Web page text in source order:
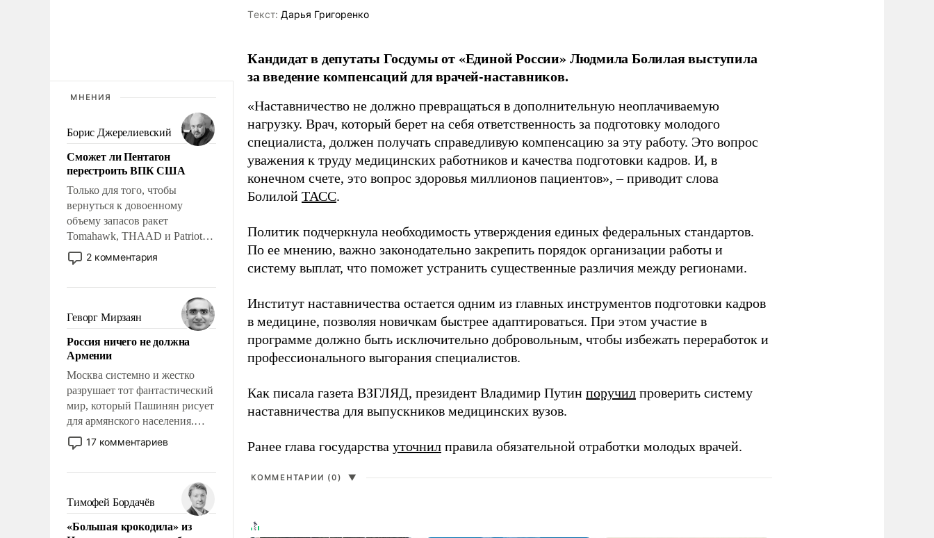
МНЕНИЯ
Борис Джерелиевский
Сможет ли Пентагон
перестроить ВПК США
Только для того, чтобы
вернуться к довоенному
объему запасов ракет
Tomahawk, THAAD и Patriot
США потребуется более трех
лет. Даже небольшая война с
Сложившаяся ситуация
означает многолетний период
уязвимости США, например,
перед Китаем.
2 комментария
Геворг Мирзаян
Россия ничего не должна
Армении
Москва системно и жестко
разрушает тот фантастический
мир, который Пашинян рисует
для армянского населения.
Мир, где политические
прожекты будут безусловно
налогоплательщиков и где
Еревану за свои поступки не
нужно отвечать.
17 комментариев
Тимофей Бордачёв
«Большая крокодила» из
Tекст: Дарья Григоренко
Кандидат в депутаты Госдумы от «Единой России» Людмила Болилая выступила
за введение компенсаций для врачей-наставников.
«Наставничество не должно превращаться в дополнительную неоплачиваемую
нагрузку. Врач, который берет на себя ответственность за подготовку молодого
специалиста, должен получать справедливую компенсацию за эту работу. Это вопрос
уважения к труду медицинских работников и качества подготовки кадров. И, в
конечном счете, это вопрос здоровья миллионов пациентов», – приводит слова
Болилой ТАСС.
Политик подчеркнула необходимость утверждения единых федеральных стандартов.
По ее мнению, важно законодательно закрепить порядок организации работы и
систему выплат, что поможет устранить существенные различия между регионами.
Институт наставничества остается одним из главных инструментов подготовки кадров
в медицине, позволяя новичкам быстрее адаптироваться. При этом участие в
программе должно быть исключительно добровольным, чтобы избежать переработок и
профессионального выгорания специалистов.
Как писала газета ВЗГЛЯД, президент Владимир Путин поручил проверить систему
наставничества для выпускников медицинских вузов.
Ранее глава государства уточнил правила обязательной отработки молодых врачей.
КОММЕНТАРИИ (0) ▼